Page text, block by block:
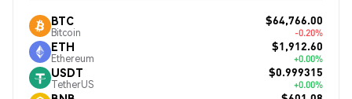
BTC
Bitcoin
$64,766.00
-0.20%
ETH
Ethereum
$1,912.60
+0.00%
USDT
TetherUS
$0.999315
+0.00%